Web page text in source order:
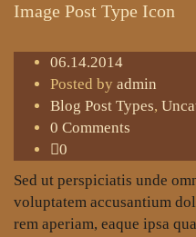
Image Post Type Icon
06.14.2014
Posted by admin
Blog Post Types,
0 Comments
0
Sed ut perspiciatis unde
voluptatem accusantium
rem aperiam, eaque ipsa